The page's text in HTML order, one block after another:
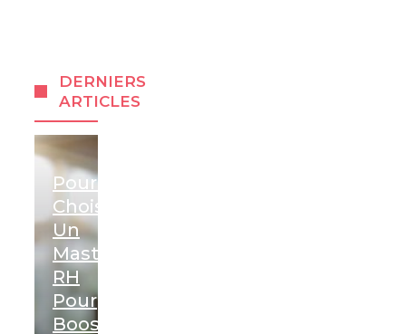
DERNIERS
ARTICLES
Pourquoi
Choisir
Un
Mastère
RH
Pour
Booster